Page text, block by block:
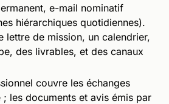
e-mail nominatif
hiérarchiques quotidiennes).
lettre de mission, un calendrier,
des livrables, et des canaux
couvre les échanges
; les documents et avis émis par